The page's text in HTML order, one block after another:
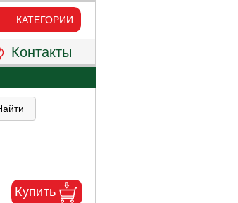
КАТЕГОРИИ
Контакты